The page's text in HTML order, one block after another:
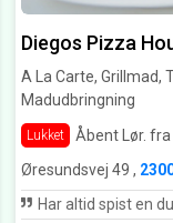
Diegos Pizza
A La Carte, Grillmad,
Madudbringning
Lukket Åbent Lør.
Øresundsvej 49 ,
Har altid spist en durum, denne